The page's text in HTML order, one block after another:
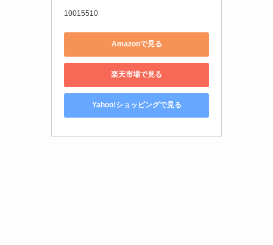
10015510
Amazonで見る
楽天市場で見る
Yahoo!ショッピングで見る